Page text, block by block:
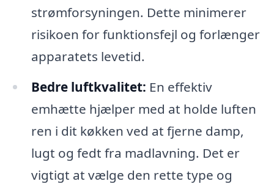
strømforsyningen. Dette minimerer
risikoen for funktionsfejl og forlænger
apparatets levetid.
Bedre luftkvalitet: En effektiv
emhætte hjælper med at holde luften
ren i dit køkken ved at fjerne damp,
lugt og fedt fra madlavning. Det er
vigtigt at vælge den rette type og